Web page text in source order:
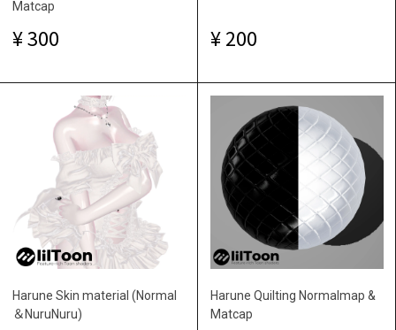
Matcap
300 200
Harune Skin material (Normal
＆NuruNuru)
Harune Quilting Normalmap &
Matcap